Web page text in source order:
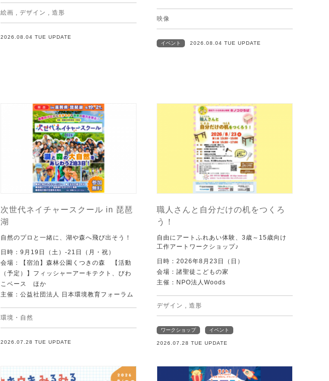
絵画 , デザイン , 造形
2026.08.04 TUE UPDATE
映像
イベント 2026.08.04 TUE UPDATE
次世代ネイチャースクール in 琵琶
湖
自然のプロと一緒に、湖や森へ飛び出そう！
日時：9月19日（土）-21日（月・祝）
会場：【宿泊】森林公園くつきの森 【活動
（予定）】フィッシャーアーキテクト、びわ
こベース ほか
主催：公益社団法人 日本環境教育フォーラム
環境・自然
2026.07.28 TUE UPDATE
職人さんと自分だけの机をつくろ
う！
自由にアートふれあい体験、3歳～15歳向け
工作アートワークショップ♪
日時：2026年8月23日（日）
会場：諸聖徒こどもの家
主催：NPO法人Woods
デザイン , 造形
ワークショップ イベント
2026.07.28 TUE UPDATE